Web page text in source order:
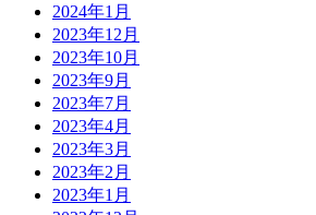
2024年1月
2023年12月
2023年10月
2023年9月
2023年7月
2023年4月
2023年3月
2023年2月
2023年1月